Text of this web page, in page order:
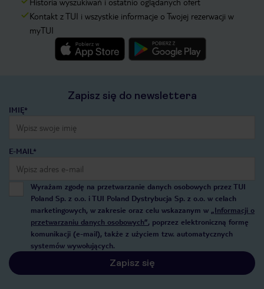
Kontakt z TUI i wszystkie informacje o Twojej rezerwacji w
myTUI
Zapisz się do newslettera
IMIĘ*
E-MAIL*
Wyrażam zgodę na przetwarzanie danych osobowych przez TUI
Poland Sp. z o.o. i TUI Poland Dystrybucja Sp. z o.o. w celach
marketingowych, w zakresie oraz celu wskazanym w „Informacji o
przetwarzaniu danych osobowych”, poprzez elektroniczną formę
komunikacji (e-mail), także z użyciem tzw. automatycznych
systemów wywołujących.
Zapisz się